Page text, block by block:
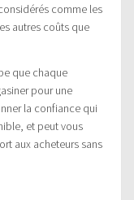
comme les
autres coûts que
que chaque
pour une
la confiance qui
et peut vous
aux acheteurs sans